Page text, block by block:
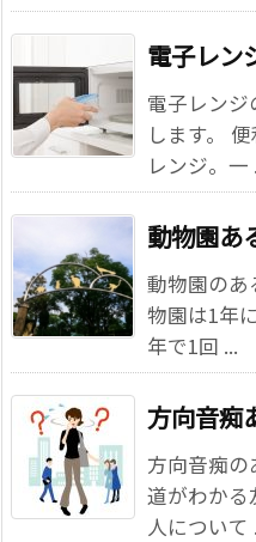
電子レン
電子レン
します。
レンジ。一
動物園あ
動物園のあ
物園は1年
年で1回 ...
方向音痴
方向音痴の
道がわかる
人について